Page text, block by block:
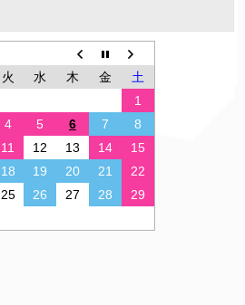
火 水 木 金
土
1
4 5 6 7
8
11 12 13 14
15
18 19 20 21
22
25 26 27 28
29